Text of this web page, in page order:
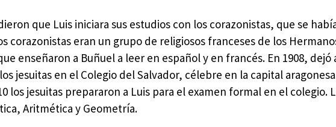
que Luis iniciara sus estudios con los corazonistas, que se
corazonistas eran un grupo de religiosos franceses de los
enseñaron a Buñuel a leer en español y en francés. En 1908, dejó
jesuitas en el Colegio del Salvador, célebre en la capital
los jesuitas prepararon a Luis para el examen formal en el colegio.
Aritmética y Geometría.